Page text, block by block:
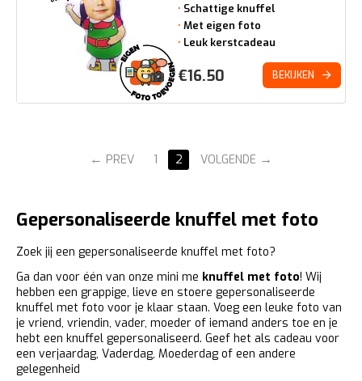
Schattige knuffel
Met eigen foto
Leuk kerstcadeau
€16.50 BEKIJKEN
PREV 1 2 VOLGENDE
Gepersonaliseerde knuffel met foto
Zoek jij een gepersonaliseerde knuffel met foto?
Ga dan voor één van onze mini me knuffel met foto! Wij
hebben een grappige, lieve en stoere gepersonaliseerde
knuffel met foto voor je klaar staan. Voeg een leuke foto van
je vriend, vriendin, vader, moeder of iemand anders toe en je
hebt een knuffel gepersonaliseerd. Geef het als cadeau voor
een verjaardag, Vaderdag, Moederdag of een andere
gelegenheid